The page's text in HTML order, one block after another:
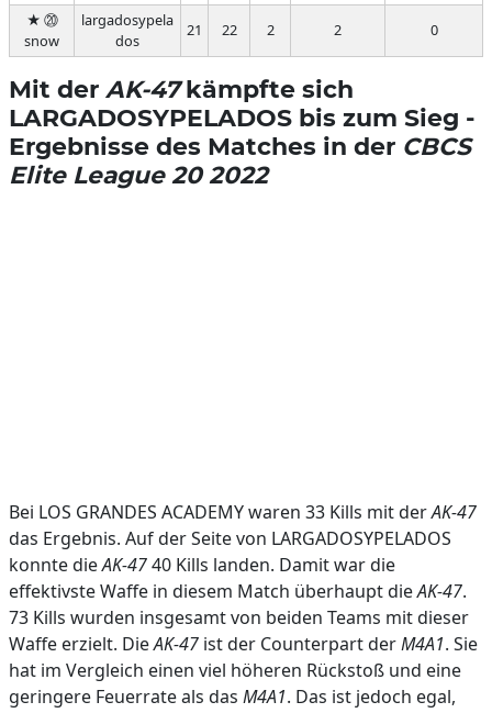
★ ⑳
snow
largadosypela
dos
21 22 2 2 0
Mit der AK-47kämpfte sich
LARGADOSYPELADOS bis zum Sieg -
Ergebnisse des Matches in der CBCS
Elite League 20 2022
Bei LOS GRANDES ACADEMY waren 33 Kills mit derAK-47
das Ergebnis. Auf der Seite von LARGADOSYPELADOS
konnte dieAK-4740 Kills landen. Damit war die
effektivste Waffe in diesem Match überhaupt dieAK-47.
73 Kills wurden insgesamt von beiden Teams mit dieser
Waffe erzielt. DieAK-47 ist der Counterpart derM4A1. Sie
hat im Vergleich einen viel höheren Rückstoß und eine
geringere Feuerrate als das M4A1. Das ist jedoch egal,